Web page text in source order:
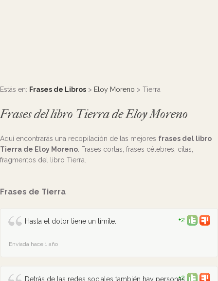
Estás en: Frases de Libros > Eloy Moreno > Tierra
Frases del libro Tierra de Eloy Moreno
Aquí encontrarás una recopilación de las mejores frases del libro
Tierra de Eloy Moreno . Frases cortas, frases célebres, citas,
fragmentos del libro Tierra.
Frases de Tierra
Hasta el dolor tiene un límite. +2
Enviada hace 1 año
Detrás de las redes sociales también hay personas.
+2